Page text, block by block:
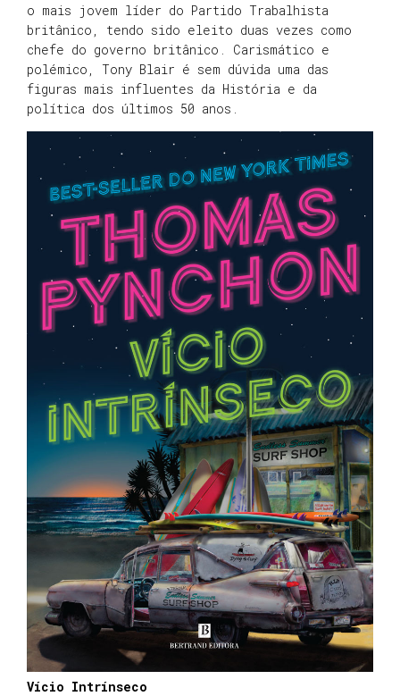
o mais jovem líder do Partido Trabalhista
britânico, tendo sido eleito duas vezes como
chefe do governo britânico. Carismático e
polémico, Tony Blair é sem dúvida uma das
figuras mais influentes da História e da
política dos últimos 50 anos.
Vício Intrínseco